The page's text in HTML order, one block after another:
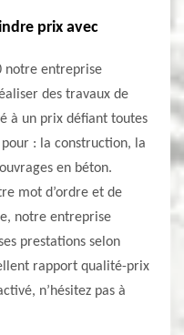
prix avec
notre entreprise
des travaux de
à un prix défiant toutes
: la construction, la
en béton.
mot d’ordre et de
notre entreprise
prestations selon
rapport qualité-prix
n’hésitez pas à